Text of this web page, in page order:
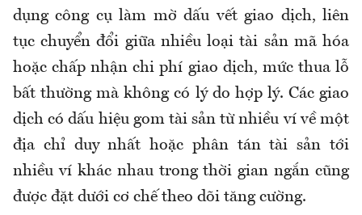
dụng công cụ làm mờ dấu vết giao dịch, liên
tục chuyển đổi giữa nhiều loại tài sản mã hóa
hoặc chấp nhận chi phí giao dịch, mức thua lỗ
bất thường mà không có lý do hợp lý. Các giao
dịch có dấu hiệu gom tài sản từ nhiều ví về một
địa chỉ duy nhất hoặc phân tán tài sản tới
nhiều ví khác nhau trong thời gian ngắn cũng
được đặt dưới cơ chế theo dõi tăng cường.